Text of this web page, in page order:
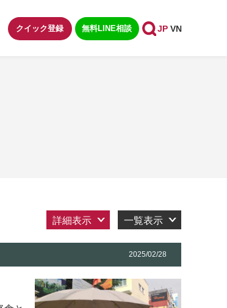
クイック登録 無料LINE相談 JP VN
詳細表示 一覧表示
2025/02/28